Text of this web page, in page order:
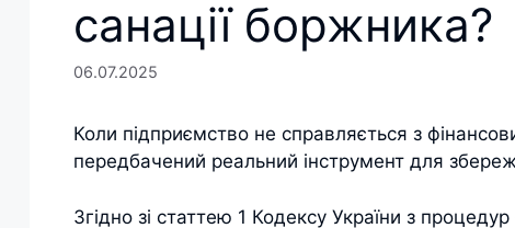
санації боржника?
06.07.2025
Коли підприємство не справляється з
передбачений реальний інструмент для
Згідно зі статтею 1 Кодексу України з